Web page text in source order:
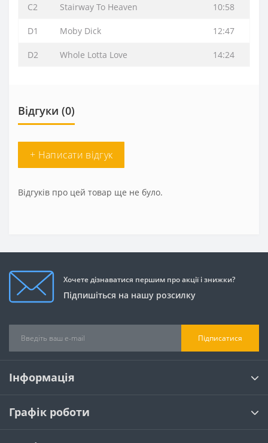
C2 Stairway To Heaven 10:58
D1 Moby Dick 12:47
D2 Whole Lotta Love 14:24
Відгуки (0)
+ Написати відгук
Відгуків про цей товар ще не було.
Хочете дізнаватися першим про акції і знижки?
Підпишіться на нашу розсилку
Підписатися
Інформація
Графік роботи